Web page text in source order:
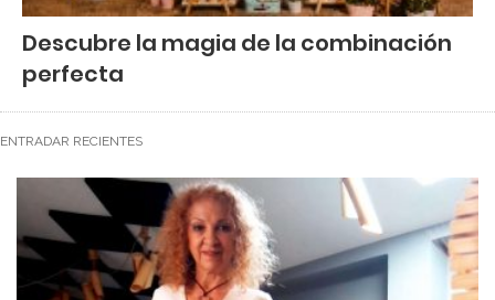
Descubre la magia de la combinación
perfecta
ENTRADAR RECIENTES